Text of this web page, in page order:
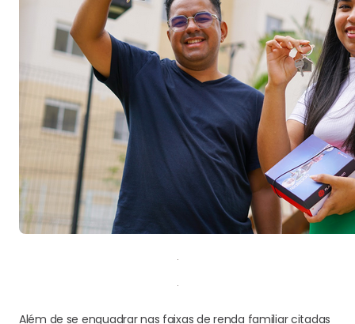
Além de se enquadrar nas faixas de renda familiar citadas